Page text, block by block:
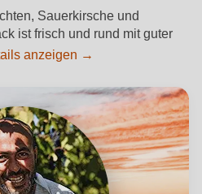
Sauerkirsche und
ist frisch und rund mit guter
anzeigen →